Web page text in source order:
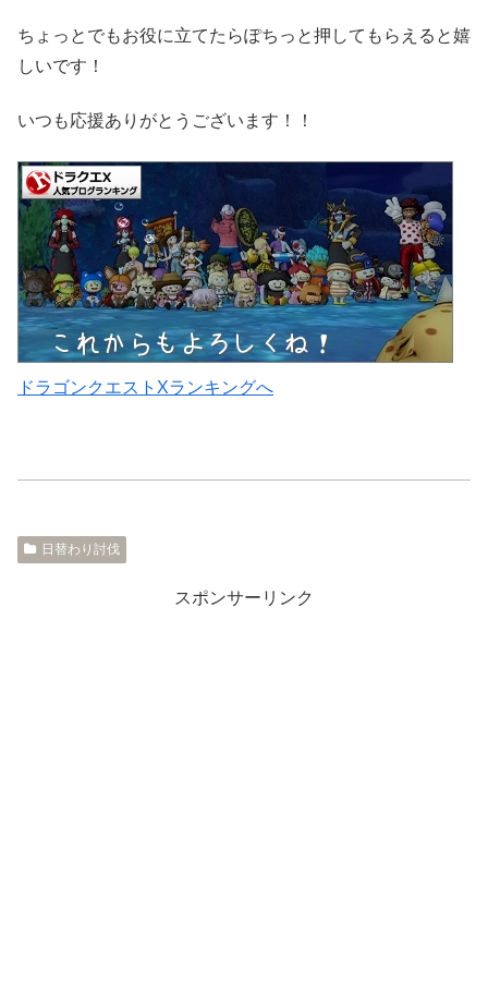
ちょっとでもお役に立てたらぽちっと押してもらえると嬉
しいです！
いつも応援ありがとうございます！！
ドラゴンクエストXランキングへ
日替わり討伐
スポンサーリンク